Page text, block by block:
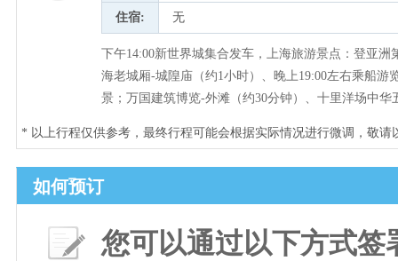
住宿: 无
下午14:00新世界城集合发车，上海旅游景点：登亚
海老城厢-城隍庙（约1小时）、晚上19:00左右乘船
景；万国建筑博览-外滩（约30分钟）、十里洋场中
* 以上行程仅供参考，最终行程可能会根据实际情况进行微调，敬请
如何预订
您可以通过以下方式签